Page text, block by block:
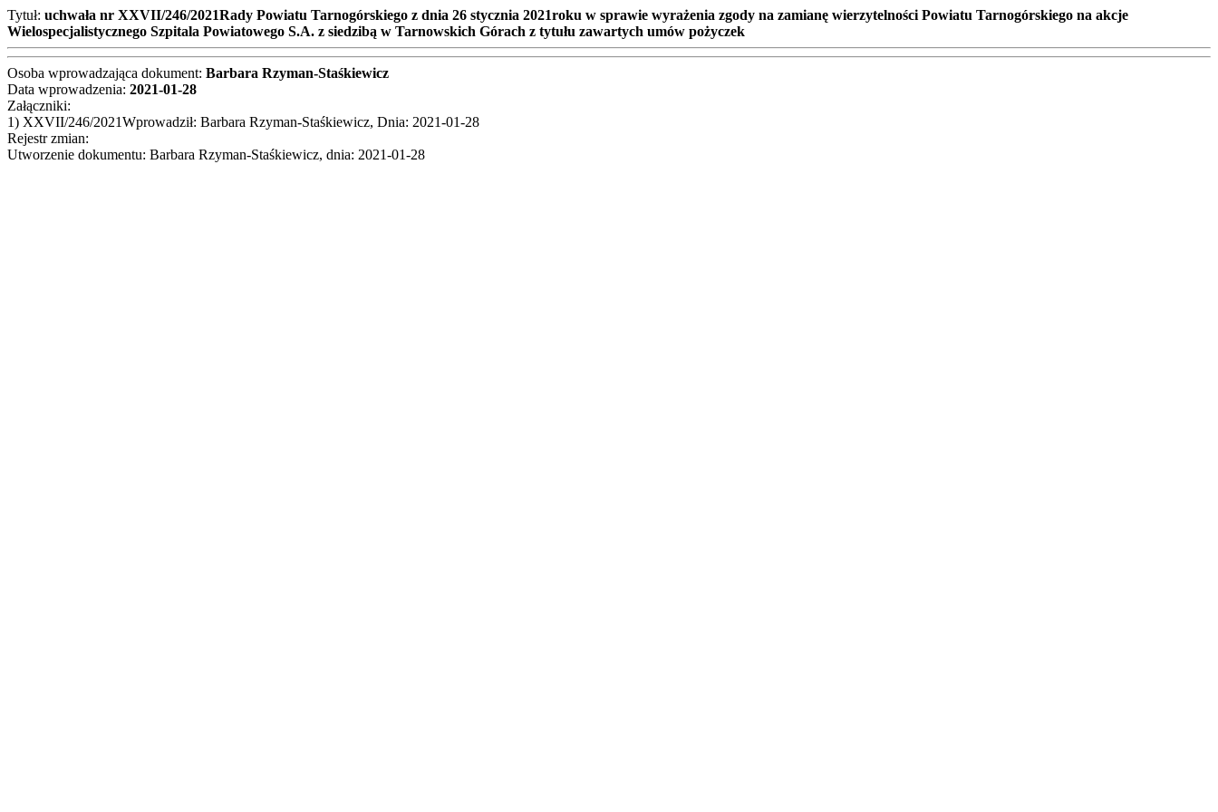
Tytuł: uchwała nr XXVII/246/2021Rady Powiatu Tarnogórskiego z dnia 26 stycznia 2021roku w sprawie wyrażenia zgody na zamianę wierzytelności Powiatu Tarnogórskiego na akcje
Wielospecjalistycznego Szpitala Powiatowego S.A. z siedzibą w Tarnowskich Górach z tytułu zawartych umów pożyczek
Osoba wprowadzająca dokument: Barbara Rzyman-Staśkiewicz
Data wprowadzenia: 2021-01-28
Załączniki:
1) XXVII/246/2021Wprowadził: Barbara Rzyman-Staśkiewicz, Dnia: 2021-01-28
Rejestr zmian:
Utworzenie dokumentu: Barbara Rzyman-Staśkiewicz, dnia: 2021-01-28